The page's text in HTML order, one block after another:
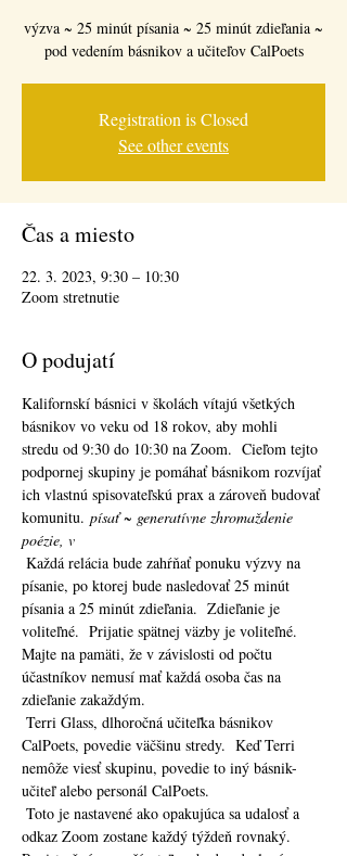
výzva ~ 25 minút písania ~ 25 minút zdieľania ~
pod vedením básnikov a učiteľov CalPoets
Registration is Closed
See other events
Čas a miesto
22. 3. 2023, 9:30 – 10:30
Zoom stretnutie
O podujatí
Kalifornskí básnici v školách vítajú všetkých
básnikov vo veku od 18 rokov, aby mohli
stredu od 9:30 do 10:30 na Zoom.  Cieľom tejto
podpornej skupiny je pomáhať básnikom rozvíjať
ich vlastnú spisovateľskú prax a zároveň budovať
komunitu. písať ~ generatívne zhromaždenie
poézie, v
písanie, po ktorej bude nasledovať 25 minút
písania a 25 minút zdieľania.  Zdieľanie je
voliteľné.  Prijatie spätnej väzby je voliteľné.
Majte na pamäti, že v závislosti od počtu
účastníkov nemusí mať každá osoba čas na
zdieľanie zakaždým.
CalPoets, povedie väčšinu stredy.  Keď Terri
nemôže viesť skupinu, povedie to iný básnik-
učiteľ alebo personál CalPoets.
odkaz Zoom zostane každý týždeň rovnaký.